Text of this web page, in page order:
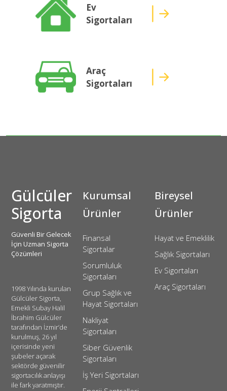
Ev
Sigortaları
Araç
Sigortaları
Gülcüler
Sigorta
Güvenli Bir Gelecek
İçin Uzman Sigorta
Çözümleri
1998 Yılında kurulan
Gülcüler Sigorta,
Emekli Subay Halil
İbrahim Gülcüler
tarafından İzmir’de
kurulmuş, 26 yıl
içerisinde yeni
şubeler açarak
sektörde güvenilir
sigortacılık anlayışı
ile fark yaratmıştır.
Kurumsal
Ürünler
Finansal
Sigortalar
Sorumluluk
Sigortaları
Grup Sağlık ve
Hayat Sigortaları
Nakliyat
Sigortaları
Siber Güvenlik
Sigortaları
İş Yeri Sigortaları
Bireysel
Ürünler
Hayat ve Emeklilik
Sağlık Sigortaları
Ev Sigortaları
Araç Sigortaları